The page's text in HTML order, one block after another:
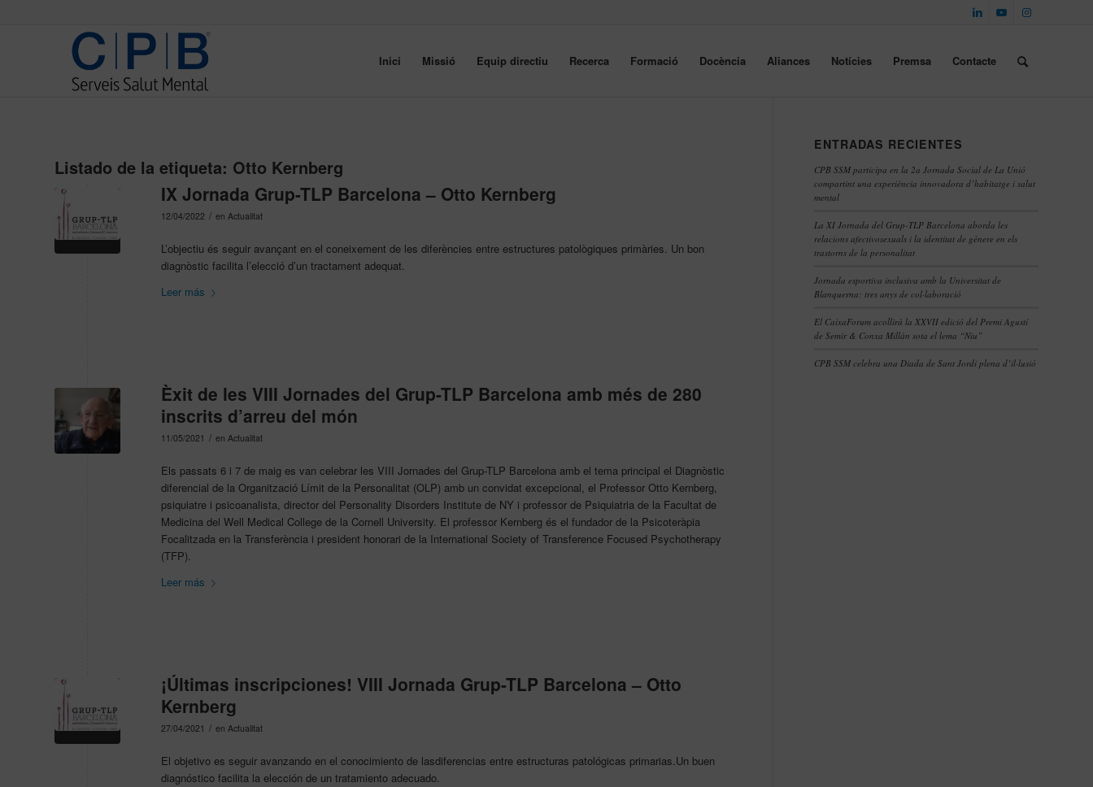
Inici Missió Equip directiu Recerca Formació Docència Aliances Notícies Premsa Contacte
Listado de la etiqueta: Otto Kernberg
IX Jornada Grup-TLP Barcelona – Otto Kernberg
12/04/2022 / en Actualitat
L’objectiu és seguir avançant en el coneixement de les diferències entre estructures patològiques primàries. Un bon
diagnòstic facilita l’elecció d’un tractament adequat.
Leer más
Èxit de les VIII Jornades del Grup-TLP Barcelona amb més de 280
inscrits d’arreu del món
11/05/2021 / en Actualitat
Els passats 6 i 7 de maig es van celebrar les VIII Jornades del Grup-TLP Barcelona amb el tema principal el Diagnòstic
diferencial de la Organització Límit de la Personalitat (OLP) amb un convidat excepcional, el Professor Otto Kernberg,
psiquiatre i psicoanalista, director del Personality Disorders Institute de NY i professor de Psiquiatria de la Facultat de
Medicina del Well Medical College de la Cornell University. El professor Kernberg és el fundador de la Psicoteràpia
Focalitzada en la Transferència i president honorari de la International Society of Transference Focused Psychotherapy
(TFP).
Leer más
¡Últimas inscripciones! VIII Jornada Grup-TLP Barcelona – Otto
Kernberg
27/04/2021 / en Actualitat
El objetivo es seguir avanzando en el conocimiento de lasdiferencias entre estructuras patológicas primarias.Un buen
diagnóstico facilita la elección de un tratamiento adecuado.
ENTRADAS RECIENTES
CPB SSM participa en la 2a Jornada Social de La Unió
compartint una experiència innovadora d’habitatge i salut
mental
La XI Jornada del Grup-TLP Barcelona aborda les
relacions afectivosexuals i la identitat de gènere en els
trastorns de la personalitat
Jornada esportiva inclusiva amb la Universitat de
Blanquerna: tres anys de col·laboració
El CaixaForum acollirà la XXVII edició del Premi Agustí
de Semir & Conxa Millán sota el lema “Niu”
CPB SSM celebra una Diada de Sant Jordi plena d’il·lusió